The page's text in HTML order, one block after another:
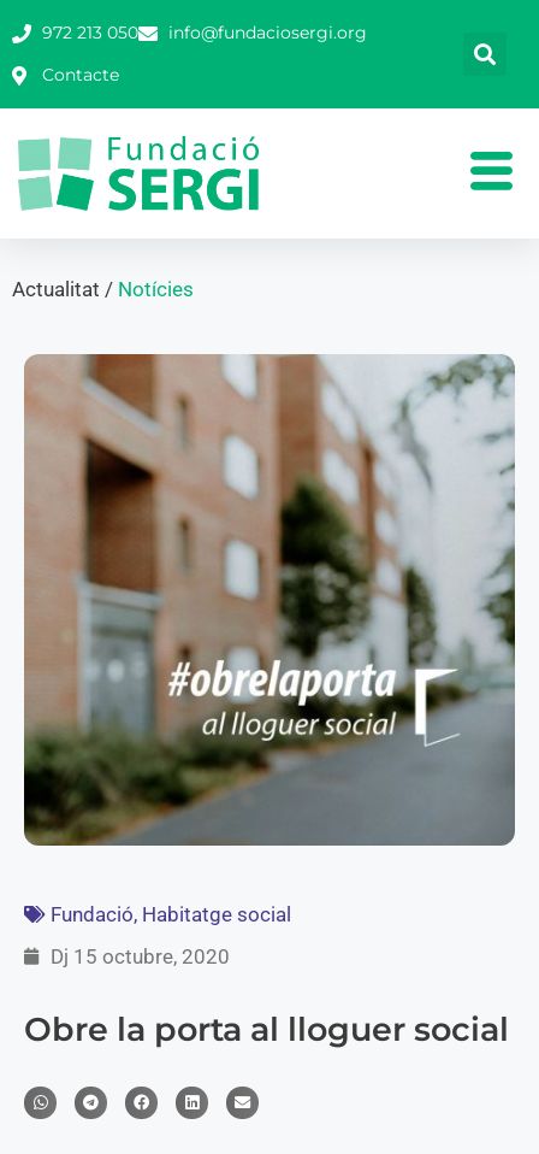
972 213 050
info@fundaciosergi.org
Contacte
Actualitat / Notícies
Fundació, Habitatge social
Dj 15 octubre, 2020
Obre la porta al lloguer social